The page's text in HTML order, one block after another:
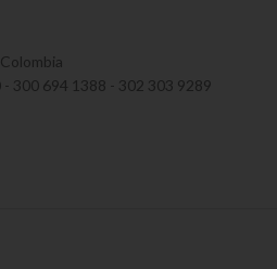
300 694 1388 - 302 303 9289